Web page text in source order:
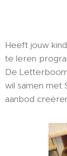
Heeft jouw
te leren
De
wil samen met
aanbod